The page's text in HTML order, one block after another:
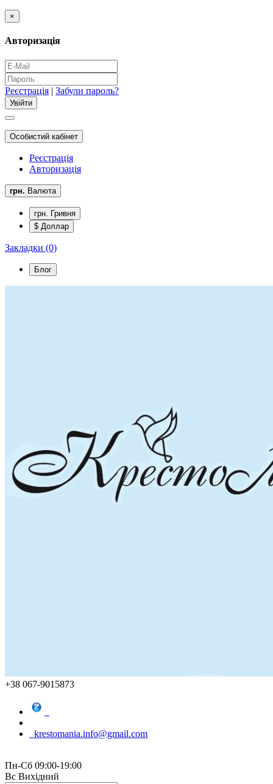
×
Авторизація
Реєстрація | Забули пароль?
Особистий кабінет
Реєстрація
Авторизація
грн. Валюта
грн. Гривня
$ Доллар
Закладки (0)
Блог
+38 067-9015873
krestomania.info@gmail.com
Пн-Сб 09:00-19:00
Вс Вихідний